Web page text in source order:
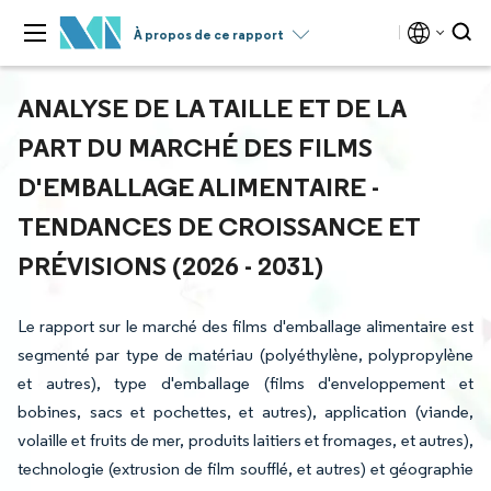
À propos de ce rapport
ANALYSE DE LA TAILLE ET DE LA
PART DU MARCHÉ DES FILMS
D'EMBALLAGE ALIMENTAIRE -
TENDANCES DE CROISSANCE ET
PRÉVISIONS (2026 - 2031)
Le rapport sur le marché des films d'emballage alimentaire est
segmenté par type de matériau (polyéthylène, polypropylène
et autres), type d'emballage (films d'enveloppement et
bobines, sacs et pochettes, et autres), application (viande,
volaille et fruits de mer, produits laitiers et fromages, et autres),
technologie (extrusion de film soufflé, et autres) et géographie